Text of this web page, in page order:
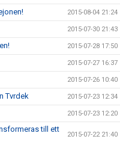
2015-08-04 21:24
2015-07-30 21:43
2015-07-28 17:50
2015-07-27 16:37
2015-07-26 10:40
Tvrdek 2015-07-23 12:34
2015-07-23 12:20
till ett
2015-07-22 21:40